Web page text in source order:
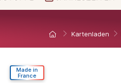
Kartenladen
Made in
France